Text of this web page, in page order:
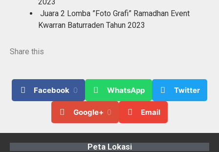
Juara 2 Lomba ”Foto Grafi” Ramadhan Event
Kwarran Baturraden Tahun 2023
Share this
Facebook 0 WhatsApp Twitter
Google+ 0 Email
Peta Lokasi